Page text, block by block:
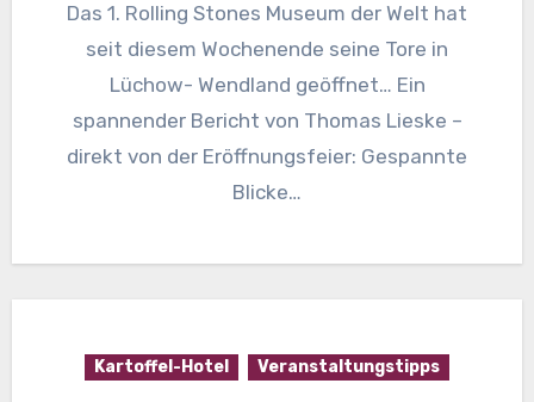
Das 1. Rolling Stones Museum der Welt hat
seit diesem Wochenende seine Tore in
Lüchow- Wendland geöffnet… Ein
spannender Bericht von Thomas Lieske –
direkt von der Eröffnungsfeier: Gespannte
Blicke…
Kartoffel-Hotel Veranstaltungstipps